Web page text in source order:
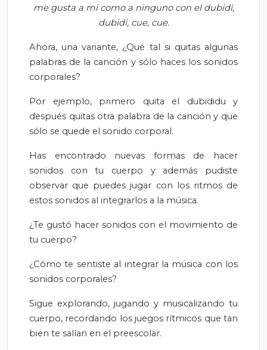
me gusta a mi como a ninguno con el dubidi,
dubidi, cue, cue.
Ahora, una variante, ¿Qué tal si quitas algunas
palabras de la canción y sólo haces los sonidos
corporales?
Por ejemplo, primero quita el dubididu y
después quitas otra palabra de la canción y que
sólo se quede el sonido corporal.
Has encontrado nuevas formas de hacer
sonidos con tu cuerpo y además pudiste
observar que puedes jugar con los ritmos de
estos sonidos al integrarlos a la música.
¿Te gustó hacer sonidos con el movimiento de
tu cuerpo?
¿Cómo te sentiste al integrar la música con los
sonidos corporales?
Sigue explorando, jugando y musicalizando tu
cuerpo, recordando los juegos rítmicos que tan
bien te salían en el preescolar.